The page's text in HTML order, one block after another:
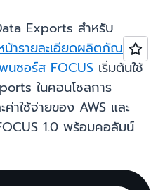
Exports สำหรับ
น้ารายละเอียดผลิตภัณฑ์
พนซอร์ส FOCUS เริ่มต้นใช้
ในคอนโซลการ
ค่าใช้จ่ายของ AWS และ
1.0 พร้อมคอลัมน์